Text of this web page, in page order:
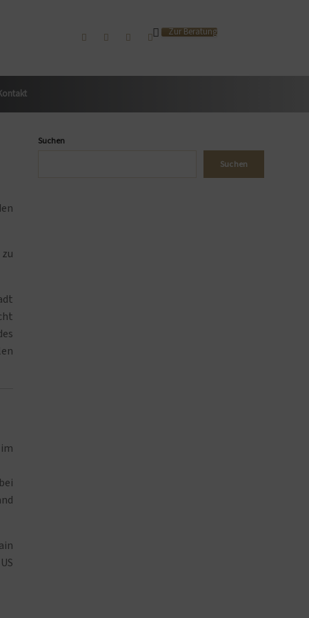
Zur Beratung
Suchen
Suchen